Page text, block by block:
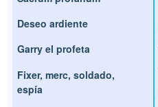
Deseo ardiente
Garry el profeta
Fixer, merc, soldado,
espía